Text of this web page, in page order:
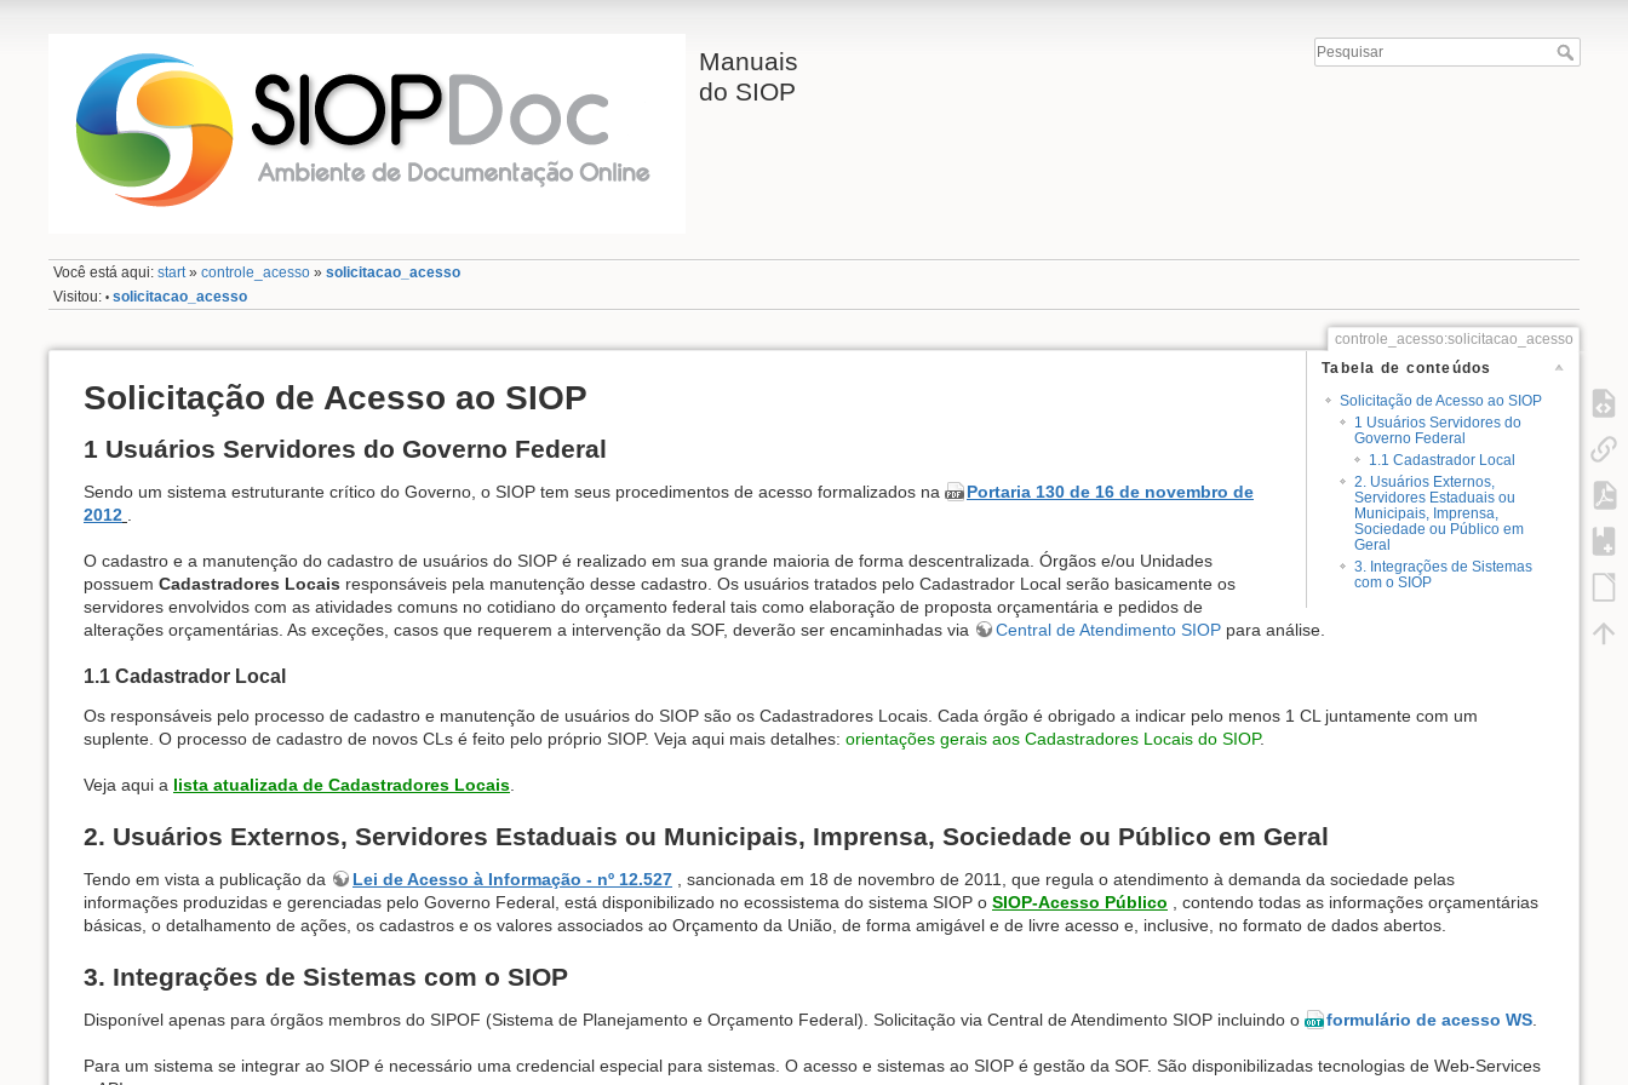
Manuais
do SIOP
Você está aqui:start»controle_acesso »solicitacao_acesso
Visitou: • solicitacao_acesso
controle_acesso:solicitacao_acesso
Tabela de conteúdos
Solicitação de Acesso ao SIOP
1 Usuários Servidores do
Governo Federal
1.1 Cadastrador Local
2. Usuários Externos,
Servidores Estaduais ou
Municipais, Imprensa,
Sociedade ou Público em
Geral
3. Integrações de Sistemas
com o SIOP
Solicitação de Acesso ao SIOP
1 Usuários Servidores do Governo Federal
Sendo um sistema estruturante crítico do Governo, o SIOP tem seus procedimentos de acesso formalizados na
Portaria 130 de 16 de novembro de
2012
O cadastro e a manutenção do cadastro de usuários do SIOP é realizado em sua grande maioria de forma descentralizada. Órgãos e/ou Unidades
possuem Cadastradores Locais responsáveis pela manutenção desse cadastro. Os usuários tratados pelo Cadastrador Local serão basicamente os
servidores envolvidos com as atividades comuns no cotidiano do orçamento federal tais como elaboração de proposta orçamentária e pedidos de
alterações orçamentárias. As exceções, casos que requerem a intervenção da SOF, deverão ser encaminhadas via
Central de Atendimento SIOP para análise.
1.1 Cadastrador Local
Os responsáveis pelo processo de cadastro e manutenção de usuários do SIOP são os Cadastradores Locais. Cada órgão é obrigado a indicar pelo menos 1 CL juntamente com um
suplente. O processo de cadastro de novos CLs é feito pelo próprio SIOP. Veja aqui mais detalhes: orientações gerais aos Cadastradores Locais do SIOP.
Veja aqui a lista atualizada de Cadastradores Locais.
2. Usuários Externos, Servidores Estaduais ou Municipais, Imprensa, Sociedade ou Público em Geral
Tendo em vista a publicação da Lei de Acesso à Informação - nº 12.527 , sancionada em 18 de novembro de 2011, que regula o atendimento à demanda da sociedade pelas
informações produzidas e gerenciadas pelo Governo Federal, está disponibilizado no ecossistema do sistema SIOP o SIOP-Acesso Público , contendo todas as informações orçamentárias
básicas, o detalhamento de ações, os cadastros e os valores associados ao Orçamento da União, de forma amigável e de livre acesso e, inclusive, no formato de dados abertos.
3. Integrações de Sistemas com o SIOP
Disponível apenas para órgãos membros do SIPOF (Sistema de Planejamento e Orçamento Federal). Solicitação via Central de Atendimento SIOP incluindo o formulário de acesso WS
Para um sistema se integrar ao SIOP é necessário uma credencial especial para sistemas. O acesso e sistemas ao SIOP é gestão da SOF. São disponibilizadas tecnologias de Web-Services